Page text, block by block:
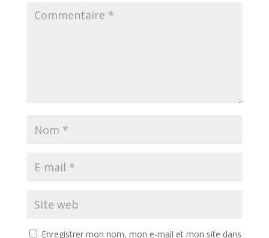
Enregistrer mon nom, mon e-mail et mon site dans